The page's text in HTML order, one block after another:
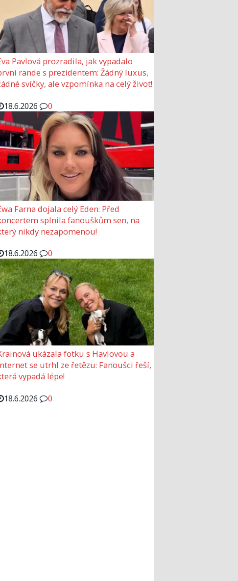
Pavlová prozradila, jak vypadalo
rande s prezidentem: Žádný luxus,
svíčky, ale vzpomínka na celý život!
18.6.2026
0
Farna dojala celý Eden: Před
splnila fanouškům sen, na
nikdy nezapomenou!
18.6.2026
0
ukázala fotku s Havlovou a
se utrhl ze řetězu: Fanoušci řeší,
vypadá lépe!
18.6.2026
0